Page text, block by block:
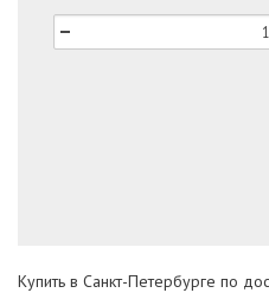
Купить в Санкт-Петербурге по